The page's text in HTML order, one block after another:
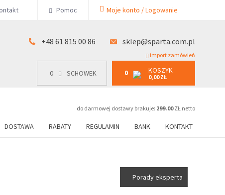
Pomoc Moje konto / Logowanie
+48 61 815 00 86 sklep@sparta.com.pl
import zamówień
0 SCHOWEK 0 KOSZYK
0,00 ZŁ
do darmowej dostawy brakuje: 299.00ZŁ netto
DOSTAWA RABATY REGULAMIN BANK KONTAKT
0 SCHOWEK 0 KOSZYK
0,00 ZŁ
00 86
Porady eksperta